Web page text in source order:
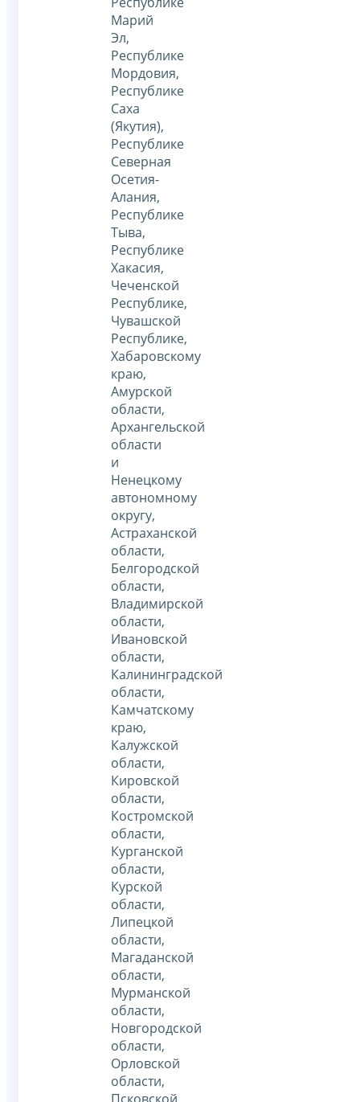
Марий
Эл,
Республике
Мордовия,
Республике
Саха
(Якутия),
Республике
Северная
Осетия-
Алания,
Республике
Тыва,
Республике
Хакасия,
Чеченской
Республике,
Чувашской
Республике,
Хабаровскому
краю,
Амурской
области,
Архангельской
области
и
Ненецкому
автономному
округу,
Астраханской
области,
Белгородской
области,
Владимирской
области,
Ивановской
области,
Калининградской
области,
Камчатскому
краю,
Калужской
области,
Кировской
области,
Костромской
области,
Курганской
области,
Курской
области,
Липецкой
области,
Магаданской
области,
Мурманской
области,
Новгородской
области,
Орловской
области,
Псковской